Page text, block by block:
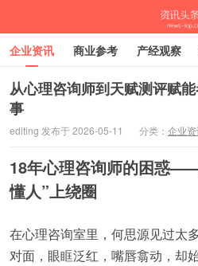
资讯头
企业资讯 商业参考 产经观察
时尚潮流 母婴亲子 专栏
从心理咨询师到天赋测评赋
事
editing 发布于 2026-05-11 分类： 企业
18年心理咨询师的困惑
懂人”上绕圈
在心理咨询室里，何思源见过太
对面，眼眶泛红，嘴唇翕动，却